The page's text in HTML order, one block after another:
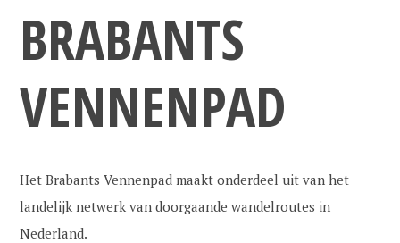
BRABANTS
VENNENPAD
Het Brabants Vennenpad maakt onderdeel uit van het
landelijk netwerk van doorgaande wandelroutes in
Nederland.